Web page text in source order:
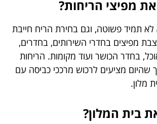
מפיצי הריחות?
תמיד פשוטה, וגם בחירת הריח חייבת
מפיצים בחדרי השירותים, בחדרים,
בחדר הכושר ועוד מקומות. הריחות
שהיום מציעים לרכוש מרככי כביסה עם
מלון.
בית המלון?